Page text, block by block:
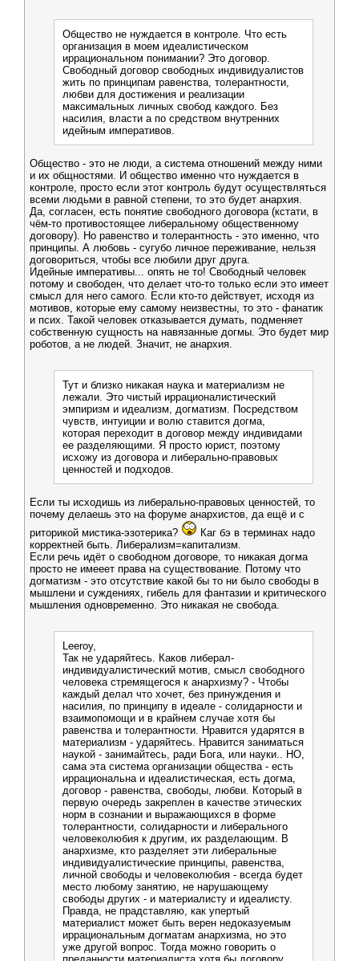
Общество не нуждается в контроле. Что есть
организация в моем идеалистическом
иррациональном понимании? Это договор.
Свободный договор свободных индивидуалистов
жить по принципам равенства, толерантности,
любви для достижения и реализации
максимальных личных свобод каждого. Без
насилия, власти а по средством внутренних
идейным императивов.
Общество - это не люди, а система отношений между ними
и их общностями. И общество именно что нуждается в
контроле, просто если этот контроль будут осуществляться
всеми людьми в равной степени, то это будет анархия.
Да, согласен, есть понятие свободного договора (кстати, в
чём-то противостоящее либеральному общественному
договору). Но равенство и толерантность - это именно, что
принципы. А любовь - сугубо личное переживание, нельзя
договориться, чтобы все любили друг друга.
Идейные императивы... опять не то! Свободный человек
потому и свободен, что делает что-то только если это имеет
смысл для него самого. Если кто-то действует, исходя из
мотивов, которые ему самому неизвестны, то это - фанатик
и псих. Такой человек отказывается думать, подменяет
собственную сущность на навязанные догмы. Это будет мир
роботов, а не людей. Значит, не анархия.
Тут и близко никакая наука и материализм не
лежали. Это чистый иррационалистический
эмпиризм и идеализм, догматизм. Посредством
чувств, интуиции и волю ставится догма,
которая переходит в договор между индивидами
ее разделяющими. Я просто юрист, поэтому
исхожу из договора и либерально-правовых
ценностей и подходов.
Если ты исходишь из либерально-правовых ценностей, то
почему делаешь это на форуме анархистов, да ещё и с
риторикой мистика-эзотерика?
Каг бэ в терминах надо
корректней быть. Либерализм=капитализм.
Если речь идёт о свободном договоре, то никакая догма
просто не имееет права на существование. Потому что
догматизм - это отсутствие какой бы то ни было свободы в
мышлени и суждениях, гибель для фантазии и критического
мышления одновременно. Это никакая не свобода.
Leeroy,
Так не ударяйтесь. Каков либерал-
индивидуалистический мотив, смысл свободного
человека стремящегося к анархизму? - Чтобы
каждый делал что хочет, без принуждения и
насилия, по принципу в идеале - солидарности и
взаимопомощи и в крайнем случае хотя бы
равенства и толерантности. Нравится ударятся в
материализм - ударяйтесь. Нравится заниматься
наукой - занимайтесь, ради Бога, или науки.. НО,
сама эта система организации общества - есть
иррациональна и идеалистическая, есть догма,
договор - равенства, свободы, любви. Который в
первую очередь закреплен в качестве этических
норм в сознании и выражающихся в форме
толерантности, солидарности и либерального
человеколюбия к другим, их разделающим. В
анархизме, кто разделяет эти либеральные
индивидуалистические принципы, равенства,
личной свободы и человеколюбия - всегда будет
место любому занятию, не нарушающему
свободы других - и материалисту и идеалисту.
Правда, не прадставляю, как упертый
материалист может быть верен недоказуемым
иррациональным догматам анархизма, но это
уже другой вопрос. Тогда можно говорить о